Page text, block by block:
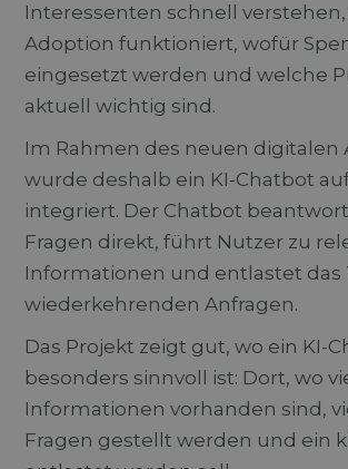
Interessenten schnell
Adoption funktioniert, wofür
eingesetzt werden und welche
aktuell wichtig sind.
Im Rahmen des neuen digitalen
wurde deshalb ein KI-Chatbot
integriert. Der Chatbot
Fragen direkt, führt Nutzer zu
Informationen und entlastet das
wiederkehrenden Anfragen.
Das Projekt zeigt gut, wo ein KI-
besonders sinnvoll ist: Dort, wo
Informationen vorhanden sind,
Fragen gestellt werden und ein